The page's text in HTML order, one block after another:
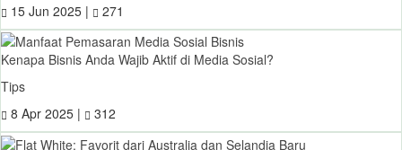
15 Jun 2025 |
271
Kenapa Bisnis Anda Wajib Aktif di Media Sosial?
Tips
8 Apr 2025 |
312